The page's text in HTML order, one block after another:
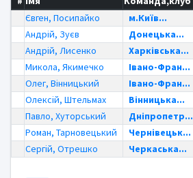
Євген, Посипайко
м.Київ...
Андрій, Зуєв
Донецька...
Андрій, Лисенко
Харківська...
Микола, Якимечко
Івано-Фран...
Олег, Вінницький
Івано-Фран...
Олексій, Штельмах
Вінницька...
Павло, Хуторський
Дніпропетр...
Роман, Тарновецький
Чернівецьк...
Сергій, Отрешко
Черкаська...